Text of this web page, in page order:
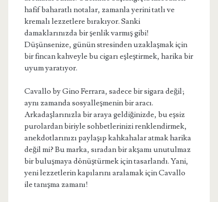
hafif baharatlı notalar, zamanla yerini tatlı ve
kremalı lezzetlere bırakıyor. Sanki
damaklarınızda bir şenlik varmış gibi!
Düşünsenize, günün stresinden uzaklaşmak için
bir fincan kahveyle bu cigarı eşleştirmek, harika bir
uyum yaratıyor.
Cavallo by Gino Ferrara, sadece bir sigara değil;
aynı zamanda sosyalleşmenin bir aracı.
Arkadaşlarınızla bir araya geldiğinizde, bu eşsiz
purolardan biriyle sohbetlerinizi renklendirmek,
anekdotlarınızı paylaşıp kahkahalar atmak harika
değil mi? Bu marka, sıradan bir akşamı unutulmaz
bir buluşmaya dönüştürmek için tasarlandı. Yani,
yeni lezzetlerin kapılarını aralamak için Cavallo
ile tanışma zamanı!